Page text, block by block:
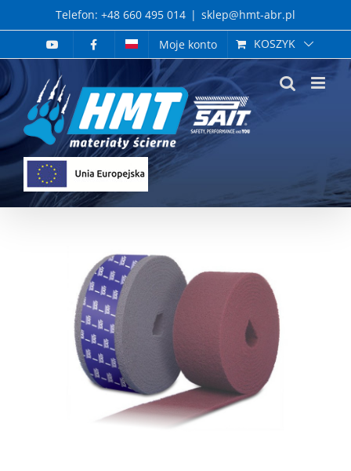
to
Telefon: +48 660 495 014 | sklep@hmt-abr.pl
Moje konto
KOSZYK